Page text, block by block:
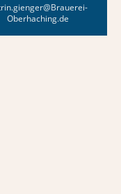
Oberhaching.de